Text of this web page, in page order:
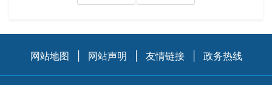
网站地图 网站声明 友情链接 政务热线